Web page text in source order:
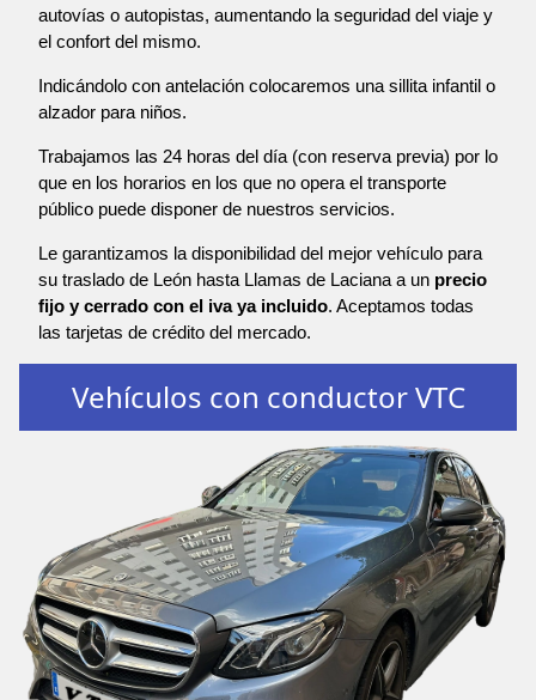
autovías o autopistas, aumentando la seguridad del viaje y
el confort del mismo.
Indicándolo con antelación colocaremos una sillita infantil o
alzador para niños.
Trabajamos las 24 horas del día (con reserva previa) por lo
que en los horarios en los que no opera el transporte
público puede disponer de nuestros servicios.
Le garantizamos la disponibilidad del mejor vehículo para
su traslado de León hasta Llamas de Laciana a un precio
fijo y cerrado con el iva ya incluido. Aceptamos todas
las tarjetas de crédito del mercado.
Vehículos con conductor VTC